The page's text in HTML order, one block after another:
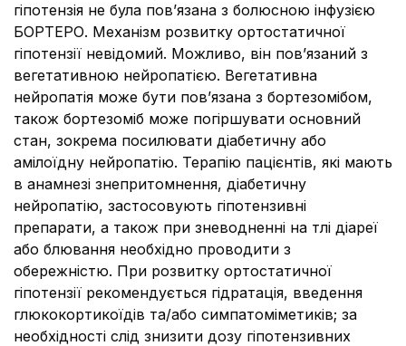
гіпотензія не була пов’язана з болюсною інфузією
БОРТЕРО. Механізм розвитку ортостатичної
гіпотензії невідомий. Можливо, він пов’язаний з
вегетативною нейропатією. Вегетативна
нейропатія може бути пов’язана з бортезомібом,
також бортезоміб може погіршувати основний
стан, зокрема посилювати діабетичну або
амілоїдну нейропатію. Терапію пацієнтів, які мають
в анамнезі знепритомнення, діабетичну
нейропатію, застосовують гіпотензивні
препарати, а також при зневодненні на тлі діареї
або блювання необхідно проводити з
обережністю. При розвитку ортостатичної
гіпотензії рекомендується гідратація, введення
глюкокортикоїдів та/або симпатоміметиків; за
необхідності слід знизити дозу гіпотензивних